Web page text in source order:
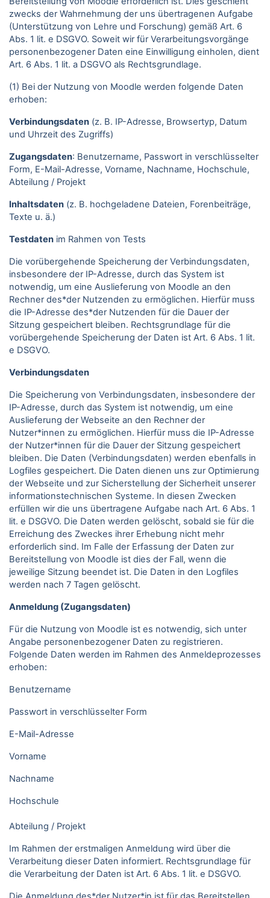
zwecks der Wahrnehmung der uns übertragenen Aufgabe
(Unterstützung von Lehre und Forschung) gemäß Art. 6
Abs. 1 lit. e DSGVO. Soweit wir für Verarbeitungsvorgänge
personenbezogener Daten eine Einwilligung einholen, dient
Art. 6 Abs. 1 lit. a DSGVO als Rechtsgrundlage.
(1) Bei der Nutzung von Moodle werden folgende Daten
erhoben:
Verbindungsdaten (z. B. IP-Adresse, Browsertyp, Datum
und Uhrzeit des Zugriffs)
Zugangsdaten: Benutzername, Passwort in verschlüsselter
Form, E-Mail-Adresse, Vorname, Nachname, Hochschule,
Abteilung / Projekt
Inhaltsdaten (z. B. hochgeladene Dateien, Forenbeiträge,
Texte u. ä.)
Testdaten im Rahmen von Tests
Die vorübergehende Speicherung der Verbindungsdaten,
insbesondere der IP-Adresse, durch das System ist
notwendig, um eine Auslieferung von Moodle an den
Rechner des*der Nutzenden zu ermöglichen. Hierfür muss
die IP-Adresse des*der Nutzenden für die Dauer der
Sitzung gespeichert bleiben. Rechtsgrundlage für die
vorübergehende Speicherung der Daten ist Art. 6 Abs. 1 lit.
e DSGVO.
Verbindungsdaten
Die Speicherung von Verbindungsdaten, insbesondere der
IP-Adresse, durch das System ist notwendig, um eine
Auslieferung der Webseite an den Rechner der
Nutzer*innen zu ermöglichen. Hierfür muss die IP-Adresse
der Nutzer*innen für die Dauer der Sitzung gespeichert
bleiben. Die Daten (Verbindungsdaten) werden ebenfalls in
Logfiles gespeichert. Die Daten dienen uns zur Optimierung
der Webseite und zur Sicherstellung der Sicherheit unserer
informationstechnischen Systeme. In diesen Zwecken
erfüllen wir die uns übertragene Aufgabe nach Art. 6 Abs. 1
lit. e DSGVO. Die Daten werden gelöscht, sobald sie für die
Erreichung des Zweckes ihrer Erhebung nicht mehr
erforderlich sind. Im Falle der Erfassung der Daten zur
Bereitstellung von Moodle ist dies der Fall, wenn die
jeweilige Sitzung beendet ist. Die Daten in den Logfiles
werden nach 7 Tagen gelöscht.
Anmeldung (Zugangsdaten)
Für die Nutzung von Moodle ist es notwendig, sich unter
Angabe personenbezogener Daten zu registrieren.
Folgende Daten werden im Rahmen des Anmeldeprozesses
erhoben:
Benutzername
Passwort in verschlüsselter Form
E-Mail-Adresse
Vorname
Nachname
Hochschule
Abteilung / Projekt
Im Rahmen der erstmaligen Anmeldung wird über die
Verarbeitung dieser Daten informiert. Rechtsgrundlage für
die Verarbeitung der Daten ist Art. 6 Abs. 1 lit. e DSGVO.